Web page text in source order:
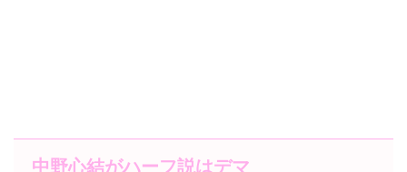
中野心結がハーフ説はデマ